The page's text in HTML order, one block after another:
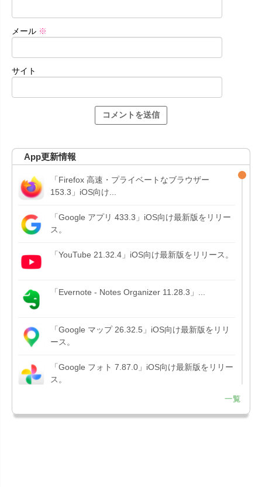
メール ※
サイト
App更新情報
「Firefox 高速・プライベートなブラウザー
153.3」iOS向け...
「Google アプリ 433.3」iOS向け最新版をリリー
ス。
「YouTube 21.32.4」iOS向け最新版をリリース。
「Evernote - Notes Organizer 11.28.3」...
「Google マップ 26.32.5」iOS向け最新版をリリ
ース。
「Google フォト 7.87.0」iOS向け最新版をリリー
ス。
ス。
一覧